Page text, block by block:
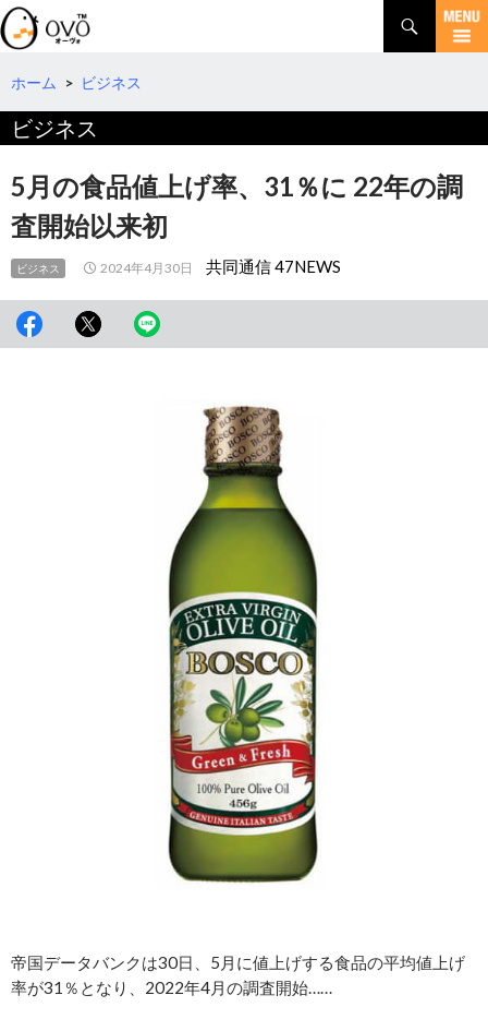
検
索
コ
テ
へ
移
動
ホーム > ビジネス
ビジネス
5月の食品値上げ率、31％に 22年の調
査開始以来初
ビジネス 2024年4月30日 共同通信 47NEWS
帝国データバンクは30日、5月に値上げする食品の平均値上げ
率が31％となり、2022年4月の調査開始……